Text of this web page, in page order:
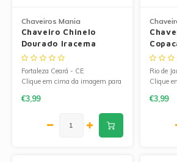
Chaveiros Mania
Chaveiro Chinelo
Dourado Iracema
Fortaleza
Fortaleza Ceará - CE
Clique em cima da imagem para
€3,99
Rio de
Clique
€3,99